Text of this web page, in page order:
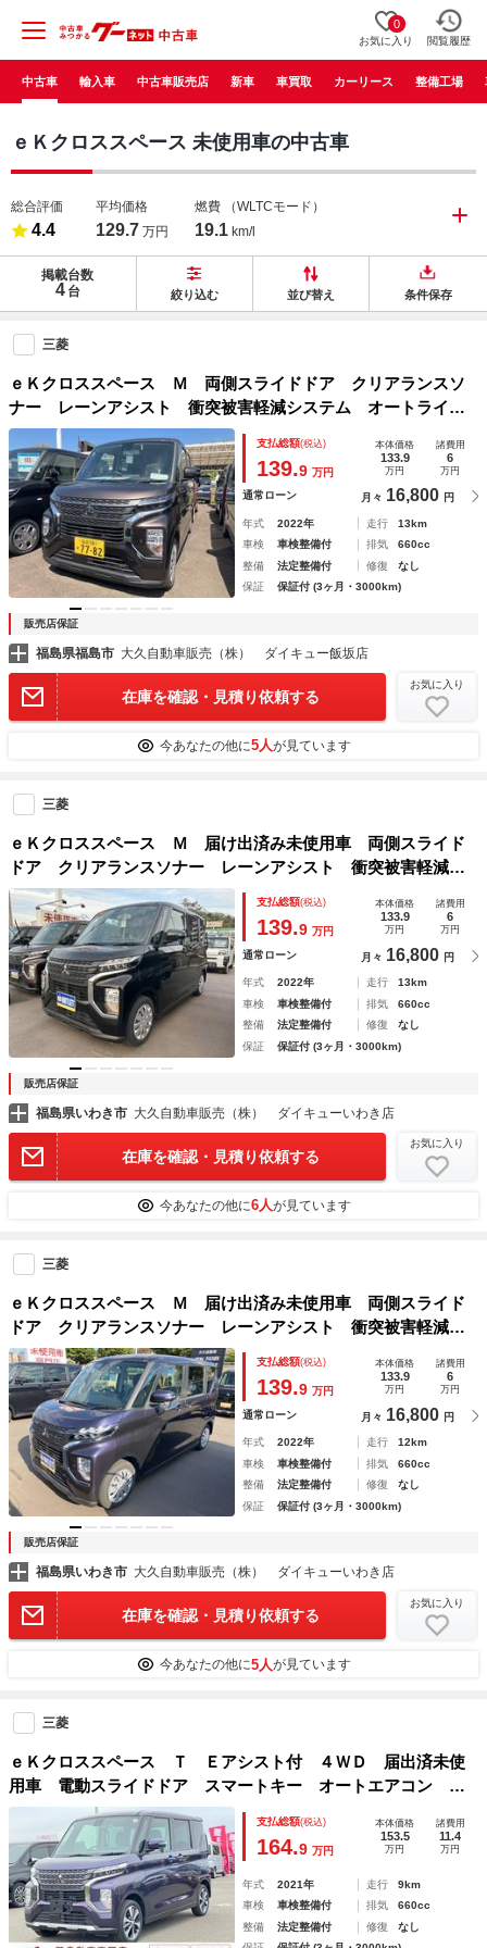
0
お気に入り 閲覧履歴
中古車 輸入車 中古車販売店 新車 車買取 カーリース 整備工場
ｅＫクロススペース 未使用車の中古車
総合評価
4.4
平均価格
129.7 万円
燃費 （WLTCモード）
19.1 km/l
掲載台数
4 台 絞り込む 並び替え 条件保存
三菱
ｅＫクロススペース Ｍ 両側スライドドア クリアランスソ
ナー レーンアシスト 衝突被害軽減システム オートライ
ト ＬＥＤヘッドランプ キーレスエントリー アイドリング
ストップ シートヒーター ベンチシート
支払総額(税込)
139.9 万円
本体価格
133.9
万円
諸費用
6
万円
通常ローン 月々 16,800 円
年式 2022年 走行
13km
車検
車検整備付 排気
660cc
整備
法定整備付 修復
なし
保証
保証付 (3ヶ月・3000km)
販売店保証
福島県福島市 大久自動車販売（株） ダイキュー飯坂店
在庫を確認・見積り依頼する
お気に入り
今あなたの他に5人が見ています
三菱
ｅＫクロススペース Ｍ 届け出済み未使用車 両側スライド
ドア クリアランスソナー レーンアシスト 衝突被害軽減シ
ステム オートライト ＬＥＤヘッドランプ キーレスエント
リー アイドリングストップ 電動格納ミラー
支払総額(税込)
139.9 万円
本体価格
133.9
万円
諸費用
6
万円
通常ローン 月々 16,800 円
年式 2022年 走行
13km
車検
車検整備付 排気
660cc
整備
法定整備付 修復
なし
保証
保証付 (3ヶ月・3000km)
販売店保証
福島県いわき市 大久自動車販売（株） ダイキューいわき店
在庫を確認・見積り依頼する
お気に入り
今あなたの他に6人が見ています
三菱
ｅＫクロススペース Ｍ 届け出済み未使用車 両側スライド
ドア クリアランスソナー レーンアシスト 衝突被害軽減シ
ステム オートライト ＬＥＤヘッドランプ キーレスエント
リー アイドリングストップ 電動格納ミラー
支払総額(税込)
139.9 万円
本体価格
133.9
万円
諸費用
6
万円
通常ローン 月々 16,800 円
年式 2022年 走行
12km
車検
車検整備付 排気
660cc
整備
法定整備付 修復
なし
保証
保証付 (3ヶ月・3000km)
販売店保証
福島県いわき市 大久自動車販売（株） ダイキューいわき店
在庫を確認・見積り依頼する
お気に入り
今あなたの他に5人が見ています
三菱
ｅＫクロススペース Ｔ Ｅアシスト付 ４ＷＤ 届出済未使
用車 電動スライドドア スマートキー オートエアコン シ
ートヒーター 電動格納ミラー クリアランスソナー ベンチ
シート プライバシーガラス
支払総額(税込)
164.9 万円
本体価格
153.5
万円
諸費用
11.4
万円
年式 2021年 走行
9km
車検
車検整備付 排気
660cc
整備
法定整備付 修復
なし